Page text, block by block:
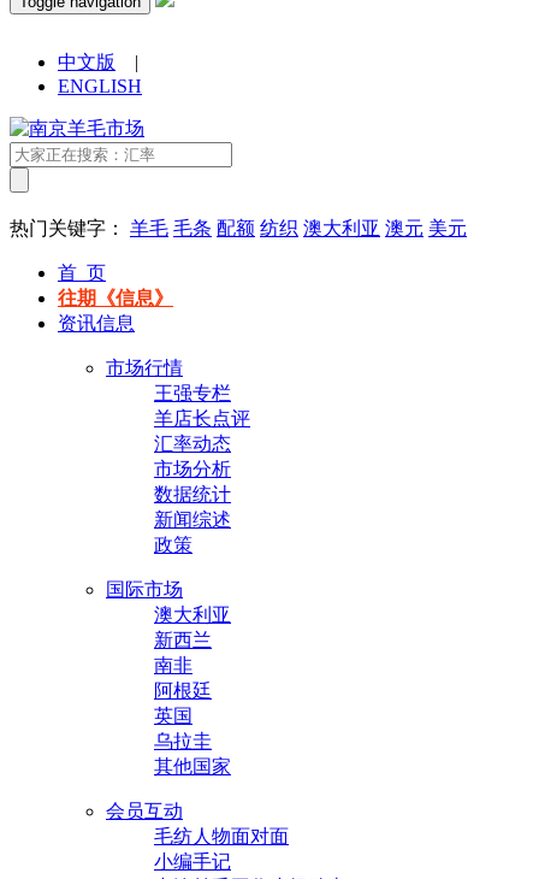
中文版
|
ENGLISH
热门关键字： 羊毛 毛条 配额 纺织 澳大利亚 澳元 美元
首 页
往期《信息》
资讯信息
市场行情
王强专栏
羊店长点评
汇率动态
市场分析
数据统计
新闻综述
政策
国际市场
澳大利亚
新西兰
南非
阿根廷
英国
乌拉圭
其他国家
会员互动
毛纺人物面对面
小编手记